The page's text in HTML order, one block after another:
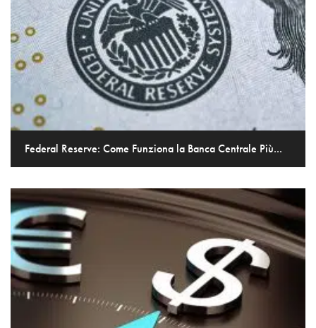
Federal Reserve: Come Funziona la Banca Centrale Più...